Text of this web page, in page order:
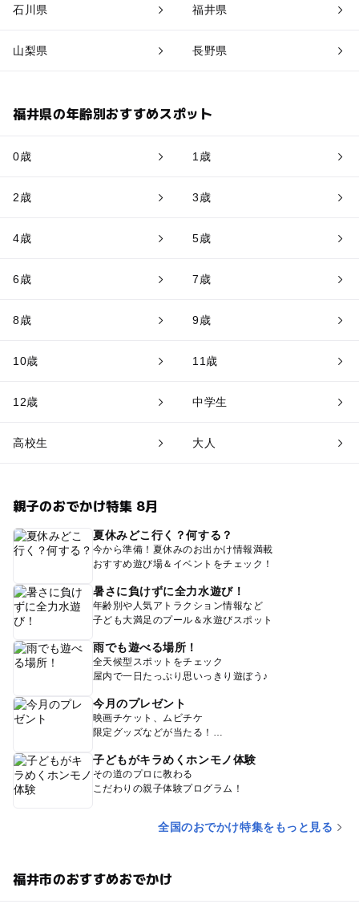
石川県 福井県
山梨県 長野県
福井県の年齢別おすすめスポット
0歳 1歳
2歳 3歳
4歳 5歳
6歳 7歳
8歳 9歳
10歳 11歳
12歳 中学生
高校生 大人
親子のおでかけ特集 8月
夏休みどこ行く？何する？
今から準備！夏休みのお出かけ情報満載
おすすめ遊び場＆イベントをチェック！
暑さに負けずに全力水遊び！
年齢別や人気アトラクション情報など
子ども大満足のプール＆水遊びスポット
雨でも遊べる場所！
全天候型スポットをチェック
屋内で一日たっぷり思いっきり遊ぼう♪
今月のプレゼント
映画チケット、ムビチケ
限定グッズなどが当たる！
子どもがキラめくホンモノ体験
その道のプロに教わる
こだわりの親子体験プログラム！
全国のおでかけ特集をもっと見る
福井市のおすすめおでかけ